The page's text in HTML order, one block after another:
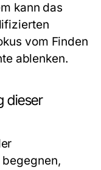
kann das
vom Finden
ablenken.
dieser